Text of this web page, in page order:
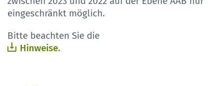
eingeschränkt möglich.
Bitte beachten Sie die
Hinweise.